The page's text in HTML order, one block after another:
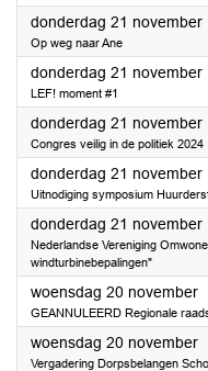
donderdag 21 november
Op weg naar Ane
donderdag 21 november
LEF! moment #1
donderdag 21 november
Congres veilig in de politiek 2024
donderdag 21 november
Uitnodiging symposium
donderdag 21 november
Nederlandse Vereniging
windturbinebepalingen"
woensdag 20 november
GEANNULEERD Regionale
woensdag 20 november
Vergadering Dorpsbelangen